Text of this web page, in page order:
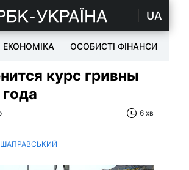
UA
ЕКОНОМІКА ОСОБИСТІ ФІНАНСИ
курс гривны
6 хв